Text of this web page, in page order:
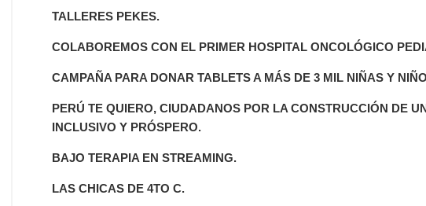
TALLERES PEKES.
COLABOREMOS CON EL PRIMER HOSPITAL ONCOLÓGICO
CAMPAÑA PARA DONAR TABLETS A MÁS DE 3 MIL NIÑAS Y
PERÚ TE QUIERO, CIUDADANOS POR LA CONSTRUCCIÓN DE
INCLUSIVO Y PRÓSPERO.
BAJO TERAPIA EN STREAMING.
LAS CHICAS DE 4TO C.